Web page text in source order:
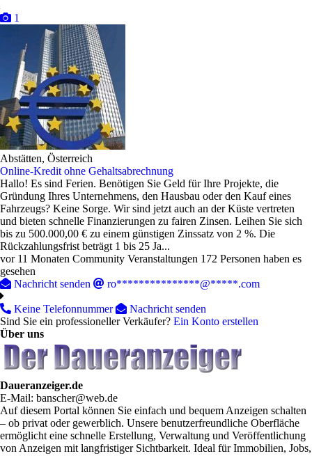
1
Abstätten, Österreich
Online-Kredit ohne Gehaltsabrechnung
Hallo! Es sind Ferien. Benötigen Sie Geld für Ihre Projekte, die
Gründung Ihres Unternehmens, den Hausbau oder den Kauf eines
Fahrzeugs? Keine Sorge. Wir sind jetzt auch an der Küste vertreten
und bieten schnelle Finanzierungen zu fairen Zinsen. Leihen Sie sich
bis zu 500.000,00 € zu einem günstigen Zinssatz von 2 %. Die
Rückzahlungsfrist beträgt 1 bis 25 Ja...
vor 11 Monaten Community Veranstaltungen 172 Personen haben es
gesehen
Nachricht senden
ro***************@*****.com
Keine Telefonnummer
Nachricht senden
Sind Sie ein professioneller Verkäufer? Ein Konto erstellen
Über uns
Daueranzeiger.de
E-Mail: banscher@web.de
Auf diesem Portal können Sie einfach und bequem Anzeigen schalten
– ob privat oder gewerblich. Unsere benutzerfreundliche Oberfläche
ermöglicht eine schnelle Erstellung, Verwaltung und Veröffentlichung
von Anzeigen mit langfristiger Sichtbarkeit. Ideal für Immobilien, Jobs,